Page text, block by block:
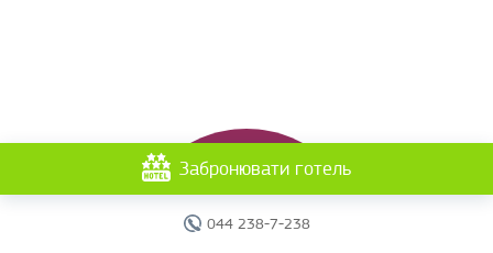
044 238-7-238
Забронювати готель